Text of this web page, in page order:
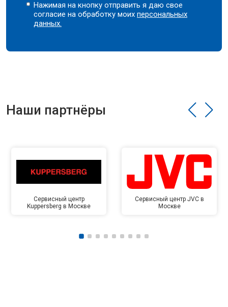
Нажимая на кнопку отправить я даю свое
согласие на обработку моихперсональных
данных.
Наши партнёры
Сервисный центр
Kuppersberg в Москве
Сервисный центр JVC в
Москве